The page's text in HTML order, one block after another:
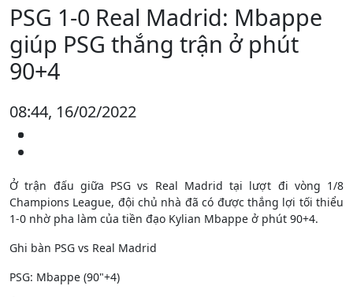
PSG 1-0 Real Madrid: Mbappe
giúp PSG thắng trận ở phút
90+4
08:44, 16/02/2022
Ở trận đấu giữa PSG vs Real Madrid tại lượt đi vòng 1/8
Champions League, đội chủ nhà đã có được thắng lợi tối thiểu
1-0 nhờ pha làm của tiền đạo Kylian Mbappe ở phút 90+4.
Ghi bàn PSG vs Real Madrid
PSG: Mbappe (90"+4)